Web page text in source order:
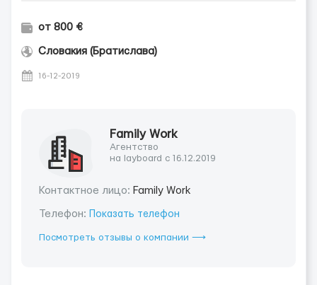
от 800 €
Словакия (Братислава)
16-12-2019
Family Work
Агентство
на layboard с 16.12.2019
Контактное лицо: Family Work
Телефон: Показать телефон
Посмотреть отзывы о компании ⟶